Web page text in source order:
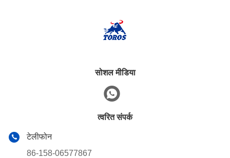
सोशल मीडिया
त्वरित संपर्क
टेलीफोन
86-158-06577867